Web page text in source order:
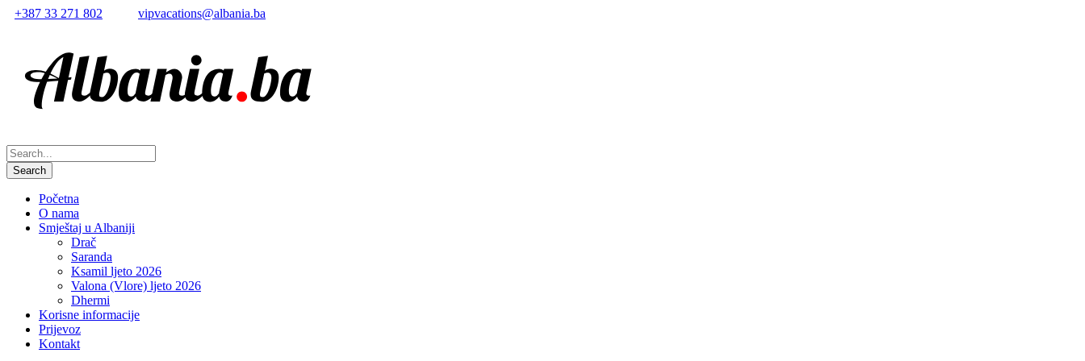
+387 33 271 802 vipvacations@albania.ba
Početna
O nama
Smještaj u Albaniji
Drač
Saranda
Ksamil ljeto 2026
Valona (Vlore) ljeto 2026
Dhermi
Korisne informacije
Prijevoz
Kontakt